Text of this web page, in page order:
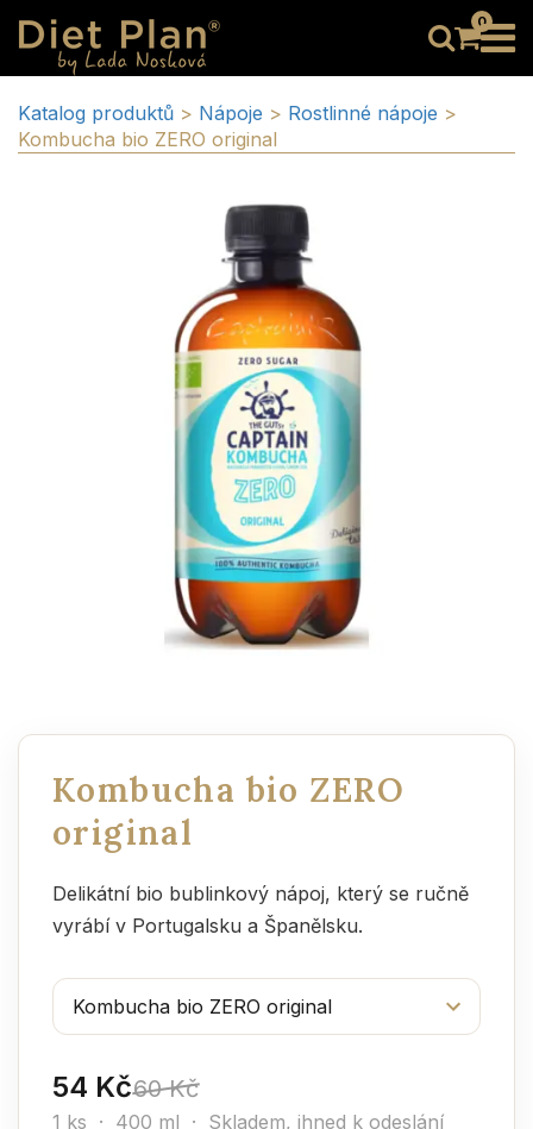
0
Katalog produktů > Nápoje > Rostlinné nápoje >
Kombucha bio ZERO original
Kombucha bio ZERO
original
Delikátní bio bublinkový nápoj, který se ručně
vyrábí v Portugalsku a Španělsku.
54 Kč60 Kč
1 ks · 400 ml · Skladem, ihned k odeslání